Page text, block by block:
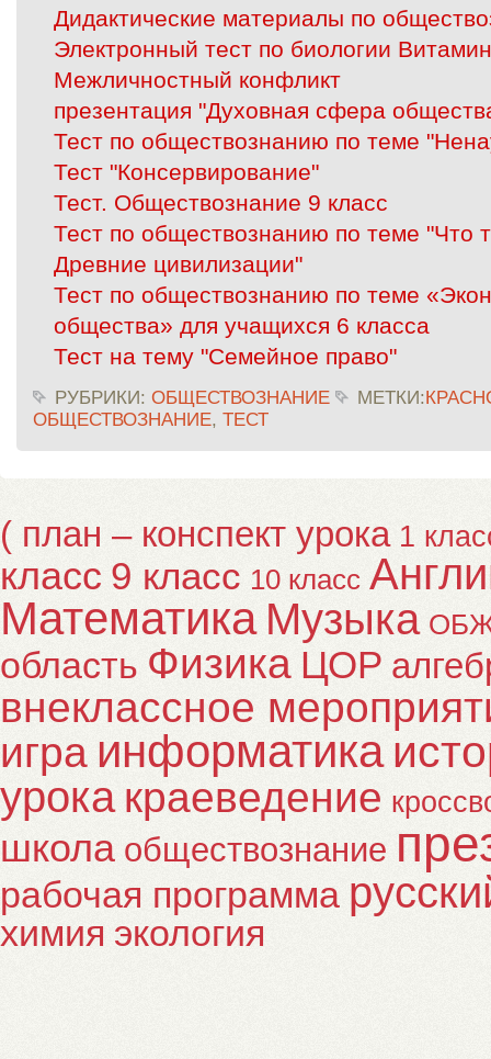
Дидактические материалы по
Электронный тест по биологии
Межличностный конфликт
презентация "Духовная сфера
Тест по обществознанию по теме
Тест "Консервирование"
Тест. Обществознание 9 класс
Тест по обществознанию по теме "Что
Древние цивилизации"
Тест по обществознанию по теме
общества» для учащихся 6 класса
Тест на тему "Семейное право"
РУБРИКИ: ОБЩЕСТВОЗНАНИЕ МЕТКИ:
ОБЩЕСТВОЗНАНИЕ, ТЕСТ
( план – конспект урока 1
класс 9 класс 10 класс
Математика Музыка
область Физика ЦОР
внеклассное
игра информатика
урока краеведение
школа обществознание
рабочая программа
химия экология